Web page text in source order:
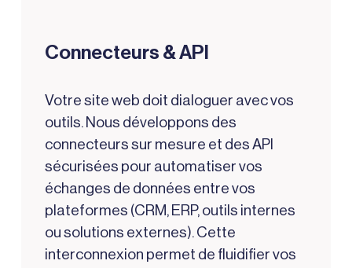
Connecteurs & API
Votre site web doit dialoguer avec vos
outils. Nous développons des
connecteurs sur mesure et des API
sécurisées pour automatiser vos
échanges de données entre vos
plateformes (CRM, ERP, outils internes
ou solutions externes). Cette
interconnexion permet de fluidifier vos